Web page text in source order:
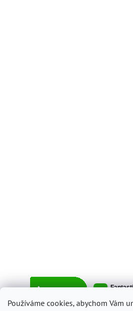
Používáme cookies, abychom Vám